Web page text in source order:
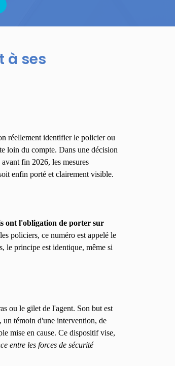
à ses
réellement identifier le policier ou
loin du compte. Dans une décision
fin 2026, les mesures
enfin porté et clairement visible.
ont l'obligation de porter sur
policiers, ce numéro est appelé le
le principe est identique, même si
ou le gilet de l'agent. Son but est
un témoin d'une intervention, de
mise en cause. Ce dispositif vise,
entre les forces de sécurité